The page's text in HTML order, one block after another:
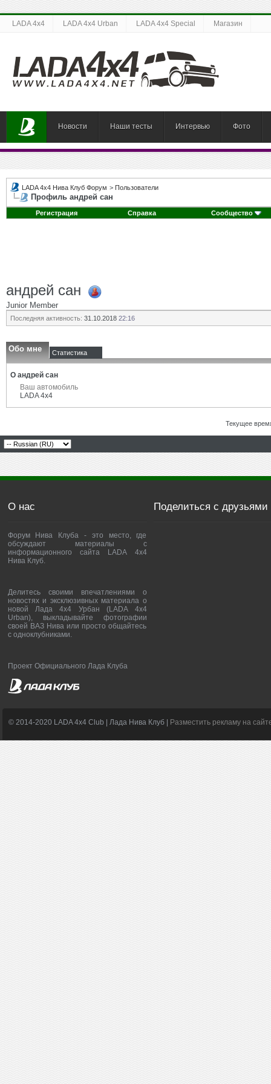
LADA 4x4 LADA 4x4 Urban LADA 4x4 Special Магазин
Новости Наши тесты Интервью Фото
LADA 4x4 Нива Клуб Форум > Пользователи
Профиль андрей сан
Регистрация Справка Сообщество
андрей сан
Junior Member
Последняя активность: 31.10.2018 22:16
Обо мне Статистика
О андрей сан
Ваш автомобиль
LADA 4x4
Текущее
О нас
Форум Нива Клуба - это место, где
обсуждают материалы с
информационного сайта LADA 4x4
Нива Клуб.
Делитесь своими впечатлениями о
новостях и эксклюзивных материала о
новой Лада 4х4 Урбан (LADA 4x4
Urban), выкладывайте фотографии
своей ВАЗ Нива или просто общайтесь
с одноклубниками.
Проект Официального Лада Клуба
Поделиться с друзьями
© 2014-2020 LADA 4x4 Club | Лада Нива Клуб | Разместить рекламу на